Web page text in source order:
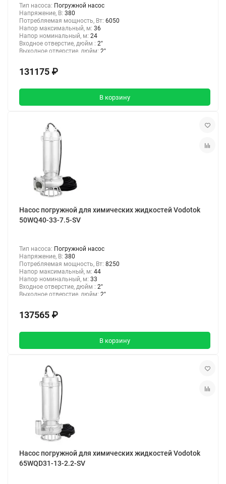
Тип насоса: Погружной насос
Напряжение, В: 380
Потребляемая мощность, Вт: 6050
Напор максимальный, м: 36
Напор номинальный, м: 24
Входное отверстие, дюйм : 2"
Выходное отверстие, дюйм: 2"
131175 ₽
В корзину
Насос погружной для химических жидкостей Vodotok
50WQ40-33-7.5-SV
Тип насоса: Погружной насос
Напряжение, В: 380
Потребляемая мощность, Вт: 8250
Напор максимальный, м: 44
Напор номинальный, м: 33
Входное отверстие, дюйм : 2"
Выходное отверстие, дюйм: 2"
137565 ₽
В корзину
Насос погружной для химических жидкостей Vodotok
65WQD31-13-2.2-SV